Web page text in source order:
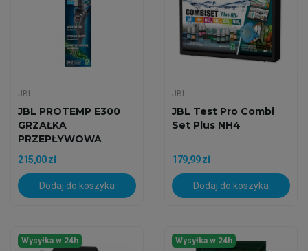
JBL
JBL PROTEMP E300
GRZAŁKA
PRZEPŁYWOWA
215,00 zł
Dodaj do koszyka
JBL
JBL Test Pro Combi
Set Plus NH4
179,99 zł
Dodaj do koszyka
Wysyłka w 24h Wysyłka w 24h